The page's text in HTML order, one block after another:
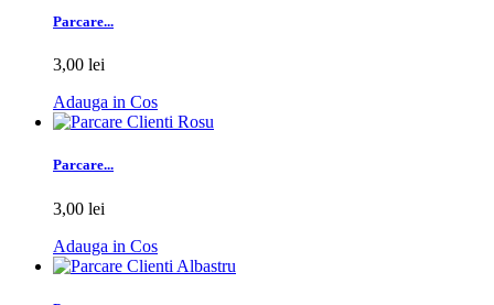
Parcare...
3,00 lei
Adauga in Cos
Parcare...
3,00 lei
Adauga in Cos